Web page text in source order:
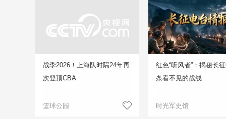
战季2026！上海队时隔24年再
次登顶CBA
篮球公园
红色“听风者”：揭秘长
条看不见的战线
时光军史馆